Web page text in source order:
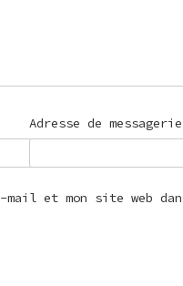
Adresse de messagerie
mail et mon site web